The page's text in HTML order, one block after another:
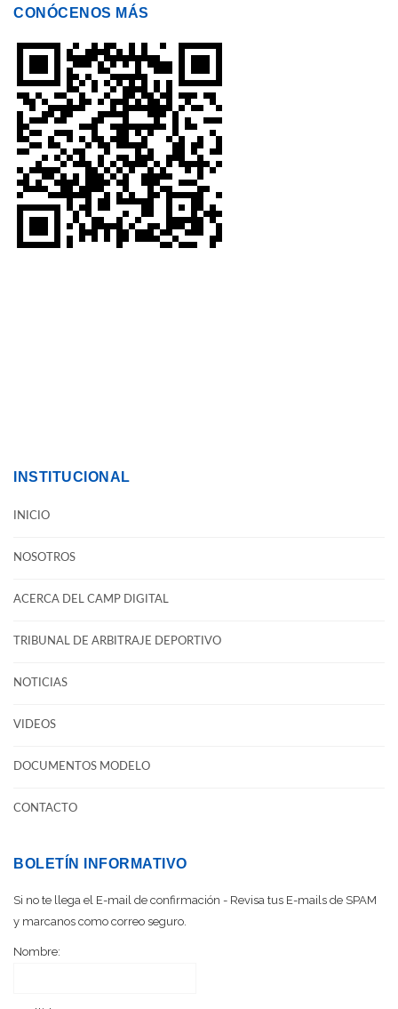
CONÓCENOS MÁS
INSTITUCIONAL
INICIO
NOSOTROS
ACERCA DEL CAMP DIGITAL
TRIBUNAL DE ARBITRAJE DEPORTIVO
NOTICIAS
VIDEOS
DOCUMENTOS MODELO
CONTACTO
BOLETÍN INFORMATIVO
Si no te llega el E-mail de confirmación - Revisa tus E-mails de SPAM
y marcanos como correo seguro.
Nombre: